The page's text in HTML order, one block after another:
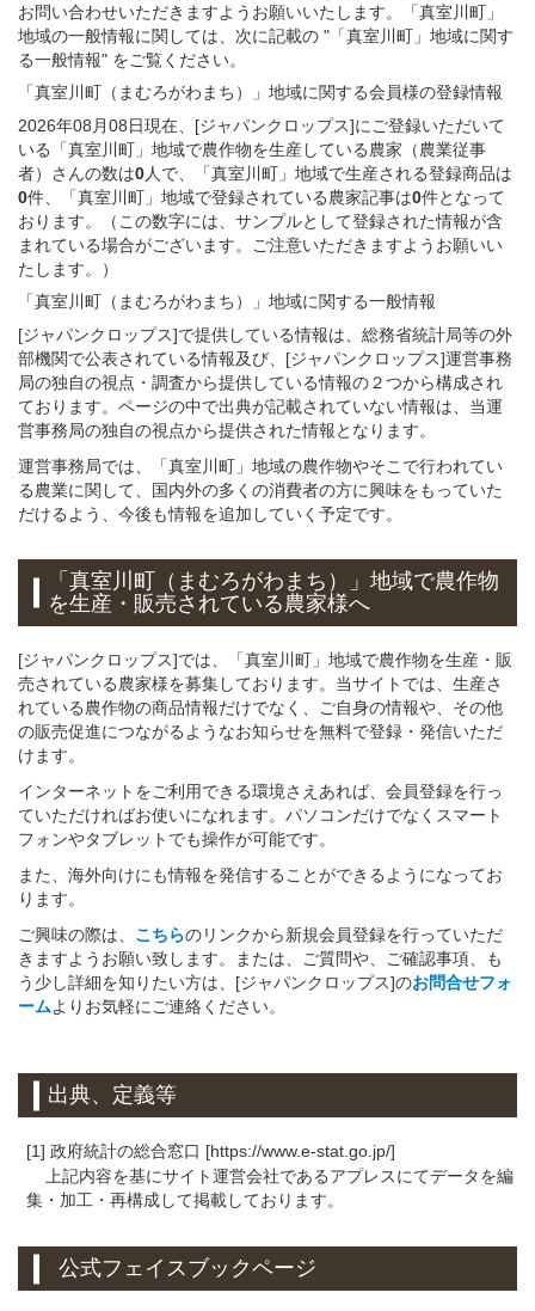
お問い合わせいただきますようお願いいたします。「真室川町」
地域の一般情報に関しては、次に記載の "「真室川町」地域に関す
る一般情報" をご覧ください。
「真室川町（まむろがわまち）」 地域に関する会員様の登録情報
2026年08月08日現在、[ジャパンクロップス]にご登録いただいて
いる「真室川町」地域で農作物を生産している農家（農業従事
者）さんの数は0人で、「真室川町」地域で生産される登録商品は
0件、「真室川町」地域で登録されている農家記事は0件となって
おります。（この数字には、サンプルとして登録された情報が含
まれている場合がございます。ご注意いただきますようお願いい
たします。）
「真室川町（まむろがわまち）」 地域に関する一般情報
[ジャパンクロップス]で提供している情報は、総務省統計局等の外
部機関で公表されている情報及び、[ジャパンクロップス]運営事務
局の独自の視点・調査から提供している情報の２つから構成され
ております。ページの中で出典が記載されていない情報は、当運
営事務局の独自の視点から提供された情報となります。
運営事務局では、「真室川町」地域の農作物やそこで行われてい
る農業に関して、国内外の多くの消費者の方に興味をもっていた
だけるよう、今後も情報を追加していく予定です。
「真室川町（まむろがわまち）」地域で農作物
を生産・販売されている農家様へ
[ジャパンクロップス]では、「真室川町」地域で農作物を生産・販
売されている農家様を募集しております。当サイトでは、生産さ
れている農作物の商品情報だけでなく、ご自身の情報や、その他
の販売促進につながるようなお知らせを無料で登録・発信いただ
けます。
インターネットをご利用できる環境さえあれば、会員登録を行っ
ていただければお使いになれます。パソコンだけでなくスマート
フォンやタブレットでも操作が可能です。
また、海外向けにも情報を発信することができるようになってお
ります。
ご興味の際は、 こちらのリンクから新規会員登録を行っていただ
きますようお願い致します。または、ご質問や、ご確認事項、も
う少し詳細を知りたい方は、[ジャパンクロップス]のお問合せフォ
ームよりお気軽にご連絡ください。
出典、定義等
[1] 政府統計の総合窓口 [https://www.e-stat.go.jp/]
上記内容を基にサイト運営会社であるアプレスにてデータを編
集・加工・再構成して掲載しております。
公式フェイスブックページ